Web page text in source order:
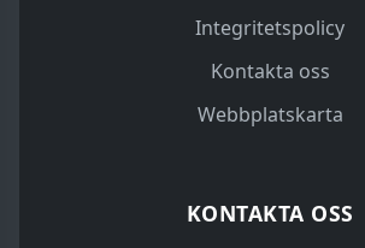
Integritetspolicy
Kontakta oss
Webbplatskarta
KONTAKTA OSS